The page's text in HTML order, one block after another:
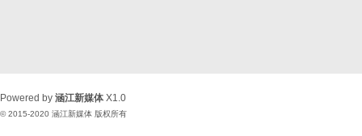
Powered by 涵江新媒体 X1.0
© 2015-2020 涵江新媒体 版权所有